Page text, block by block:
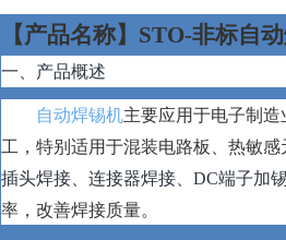
【产品名称】 STO-非标自
一、 产品概述
自动焊锡机主要应用于电子制
工，特别适用于混装电路板、热敏
插头焊接、连接器焊接、 DC端子加锡
率，改善焊接质量。